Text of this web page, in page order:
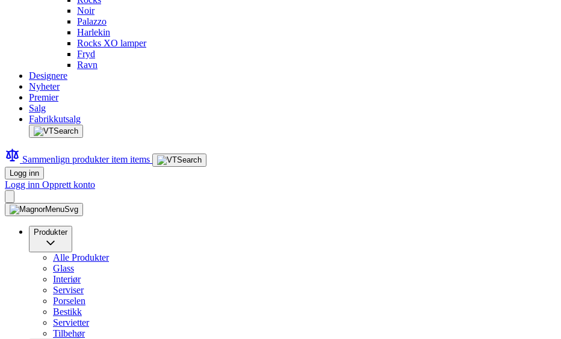
Noir
Palazzo
Harlekin
Rocks XO lamper
Fryd
Ravn
Designere
Nyheter
Premier
Salg
Fabrikkutsalg
Sammenlign produkteritem items
Logg inn
Logg inn Opprett konto
Produkter
Alle Produkter
Glass
Interiør
Serviser
Porselen
Bestikk
Servietter
Tilbehør